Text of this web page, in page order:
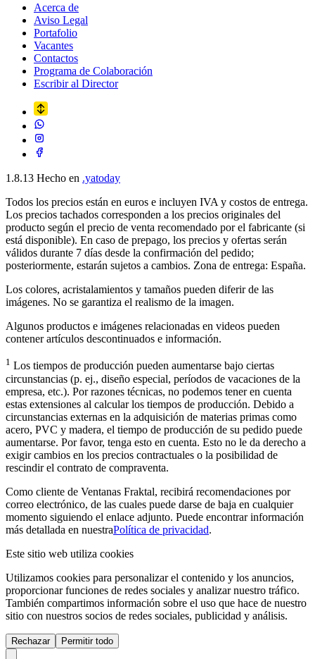
Acerca de
Aviso Legal
Portafolio
Vacantes
Contactos
Programa de Colaboración
Escribir al Director
1.8.13 Hecho en .yatoday
Todos los precios están en euros e incluyen IVA y costos de entrega.
Los precios tachados corresponden a los precios originales del
producto según el precio de venta recomendado por el fabricante (si
está disponible). En caso de prepago, los precios y ofertas serán
válidos durante 7 días desde la confirmación del pedido;
posteriormente, estarán sujetos a cambios. Zona de entrega: España.
Los colores, acristalamientos y tamaños pueden diferir de las
imágenes. No se garantiza el realismo de la imagen.
Algunos productos e imágenes relacionadas en videos pueden
contener artículos descontinuados e información.
1 Los tiempos de producción pueden aumentarse bajo ciertas
circunstancias (p. ej., diseño especial, períodos de vacaciones de la
empresa, etc.). Por razones técnicas, no podemos tener en cuenta
estas extensiones al calcular los tiempos de producción. Debido a
circunstancias externas en la adquisición de materias primas como
acero, PVC y madera, el tiempo de producción de su pedido puede
aumentarse. Por favor, tenga esto en cuenta. Esto no le da derecho a
exigir cambios en los precios contractuales o la posibilidad de
rescindir el contrato de compraventa.
Como cliente de Ventanas Fraktal, recibirá recomendaciones por
correo electrónico, de las cuales puede darse de baja en cualquier
momento siguiendo el enlace adjunto. Puede encontrar información
más detallada en nuestraPolítica de privacidad.
Este sitio web utiliza cookies
Utilizamos cookies para personalizar el contenido y los anuncios,
proporcionar funciones de redes sociales y analizar nuestro tráfico.
También compartimos información sobre el uso que hace de nuestro
sitio con nuestros socios de redes sociales, publicidad y análisis.
Rechazar Permitir todo